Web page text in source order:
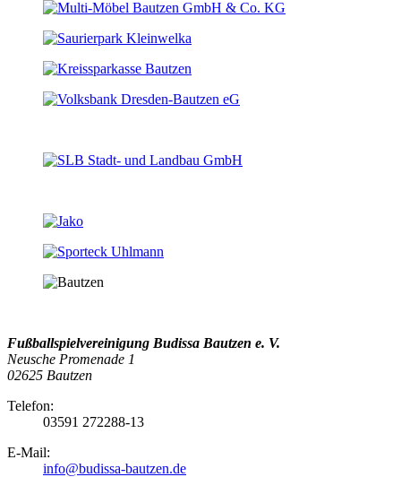
Fußballspielvereinigung Budissa Bautzen e. V.
Neusche Promenade 1
02625 Bautzen
Telefon:
03591 272288-13
E-Mail:
info@budissa-bautzen.de